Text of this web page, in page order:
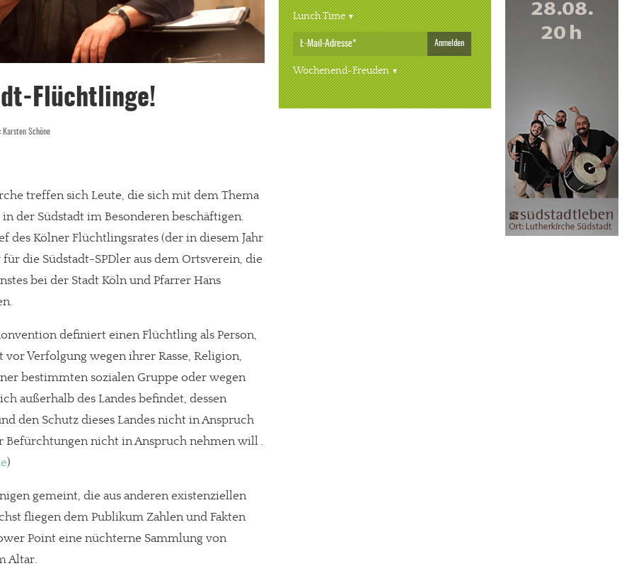
Flüchtlinge!
Karsten Schöne
treffen sich Leute, die sich mit dem Thema
der Südstadt im Besonderen beschäftigen.
des Kölner Flüchtlingsrates (der in diesem Jahr
die Südstadt-SPDler aus dem Ortsverein, die
bei der Stadt Köln und Pfarrer Hans
definiert einen Flüchtling als Person,
vor Verfolgung wegen ihrer Rasse, Religion,
bestimmten sozialen Gruppe oder wegen
außerhalb des Landes befindet, dessen
den Schutz dieses Landes nicht in Anspruch
Befürchtungen nicht in Anspruch nehmen will .
)
gemeint, die aus anderen existenziellen
fliegen dem Publikum Zahlen und Fakten
Point eine nüchterne Sammlung von
Altar.
Lunch Time
Anmelden
Wochenend-Freuden